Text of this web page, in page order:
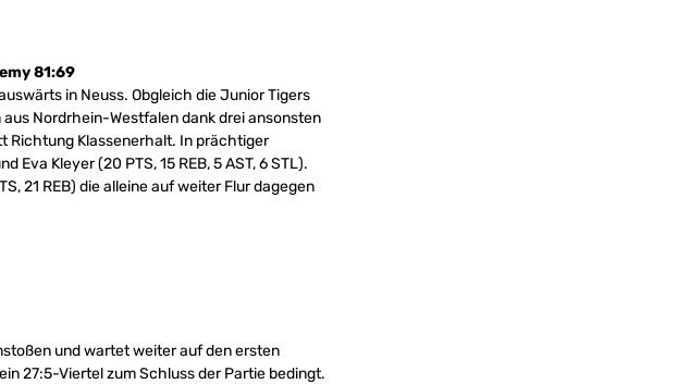
81:69
in Neuss. Obgleich die Junior Tigers
Nordrhein-Westfalen dank drei ansonsten
Richtung Klassenerhalt. In prächtiger
Eva Kleyer (20 PTS, 15 REB, 5 AST, 6 STL).
21 REB) die alleine auf weiter Flur dagegen
und wartet weiter auf den ersten
27:5-Viertel zum Schluss der Partie bedingt.